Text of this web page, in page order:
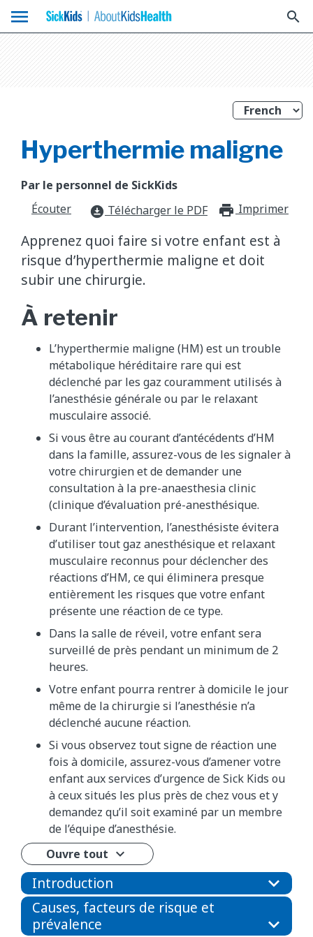
menu search
Hyperthermie maligne
Par le personnel de SickKids
Écouter
download_for_offline Télécharger le PDF Imprimer
Apprenez quoi faire si votre enfant est à
risque d’hyperthermie maligne et doit
subir une chirurgie.
À retenir
L’hyperthermie maligne (HM) est un trouble
métabolique héréditaire rare qui est
déclenché par les gaz couramment utilisés à
l’anesthésie générale ou par le relaxant
musculaire associé.​
Si vous être au courant d’antécédents d’HM
dans la famille, assurez-vous de les signaler à
votre chirurgien et de demander​ une
consultation à la pre-anaesthesia clinic
(clinique d’évaluation pré-anesthésique.
Durant l’intervention, l’anesthésiste évitera
d’utiliser tout gaz anesthésique et relaxant
musculaire reconnus pour déclencher des
réactions d’HM, ce qui éliminera presque
entièrement les risques que votre enfant
présente une réaction de ce type.
Dans la salle de réveil, votre enfant sera
surveillé de près pendant un minimum de 2
heures.
Votre enfant pourra rentrer à domicile le jour
même de la chirurgie si l’anesthésie n’a
déclenché aucune réaction.
Si vous observez tout signe de réaction une
fois à domicile, assurez-vous d’amener votre
enfant aux services d’urgence de Sick Kids ou
à ceux situés les plus près de chez vous et y
demandez qu’il soit examiné par un membre
de l’équipe d’anesthésie.
Ouvre tout
Introduction
Causes, facteurs de risque et
prévalence